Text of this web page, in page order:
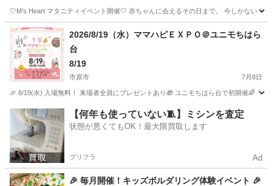
🤍M’s Heart マタニティイベント開催🤍 赤ちゃんに会えるその日まで。 今しかない
千葉 市川市 育児 マタニティ
2026/8/19（水）ママハピＥＸＰＯ＠ユニモちはら
台
8/19
市原市 7月8日
🎉 8/19(水) 入場無料！ 来場者全員にプレゼントあり🎁 ユニモちはら台で初開
千葉 市原市 育児 ママハピ
【何年も使っていない🧵】ミシンを査定
状態が悪くてもOK！最大限買取します
プリフラ Ad
🎉 毎月開催！キッズボルダリング体験イベント 🎉